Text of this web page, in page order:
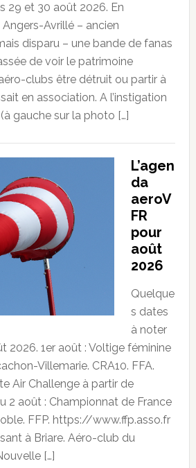
29 et 30 août 2026. En
Avrillé – ancien
disparu – une bande de fanas
de voir le patrimoine
clubs être détruit ou partir à
en association. A l’instigation
gauche sur la photo […]
L’agen
da
aeroV
FR
pour
août
2026
Quelque
s dates
à noter
2026. 1er août : Voltige féminine
Villemarie. CRA10. FFA.
Air Challenge à partir de
2 août : Championnat de France
FFP. https://www.ffp.asso.fr
à Briare. Aéro-club du
[…]